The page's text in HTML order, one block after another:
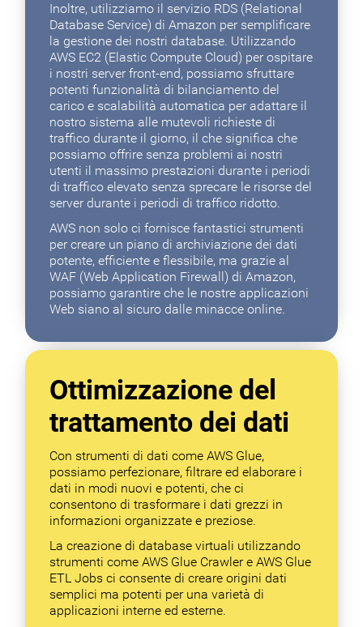
Inoltre, utilizziamo il servizio RDS (Relational
Database Service) di Amazon per semplificare
la gestione dei nostri database. Utilizzando
AWS EC2 (Elastic Compute Cloud) per ospitare
i nostri server front-end, possiamo sfruttare
potenti funzionalità di bilanciamento del
carico e scalabilità automatica per adattare il
nostro sistema alle mutevoli richieste di
traffico durante il giorno, il che significa che
possiamo offrire senza problemi ai nostri
utenti il massimo prestazioni durante i periodi
di traffico elevato senza sprecare le risorse del
server durante i periodi di traffico ridotto.
AWS non solo ci fornisce fantastici strumenti
per creare un piano di archiviazione dei dati
potente, efficiente e flessibile, ma grazie al
WAF (Web Application Firewall) di Amazon,
possiamo garantire che le nostre applicazioni
Web siano al sicuro dalle minacce online.
Ottimizzazione del
trattamento dei dati
Con strumenti di dati come AWS Glue,
possiamo perfezionare, filtrare ed elaborare i
dati in modi nuovi e potenti, che ci
consentono di trasformare i dati grezzi in
informazioni organizzate e preziose.
La creazione di database virtuali utilizzando
strumenti come AWS Glue Crawler e AWS Glue
ETL Jobs ci consente di creare origini dati
semplici ma potenti per una varietà di
applicazioni interne ed esterne.